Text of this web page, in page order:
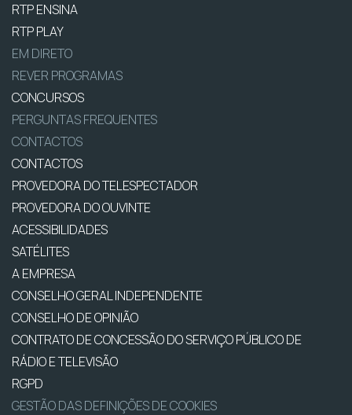
RTP ENSINA
RTP PLAY
EM DIRETO
REVER PROGRAMAS
CONCURSOS
PERGUNTAS FREQUENTES
CONTACTOS
CONTACTOS
PROVEDORA DO TELESPECTADOR
PROVEDORA DO OUVINTE
ACESSIBILIDADES
SATÉLITES
A EMPRESA
CONSELHO GERAL INDEPENDENTE
CONSELHO DE OPINIÃO
CONTRATO DE CONCESSÃO DO SERVIÇO PÚBLICO DE
RÁDIO E TELEVISÃO
RGPD
GESTÃO DAS DEFINIÇÕES DE COOKIES